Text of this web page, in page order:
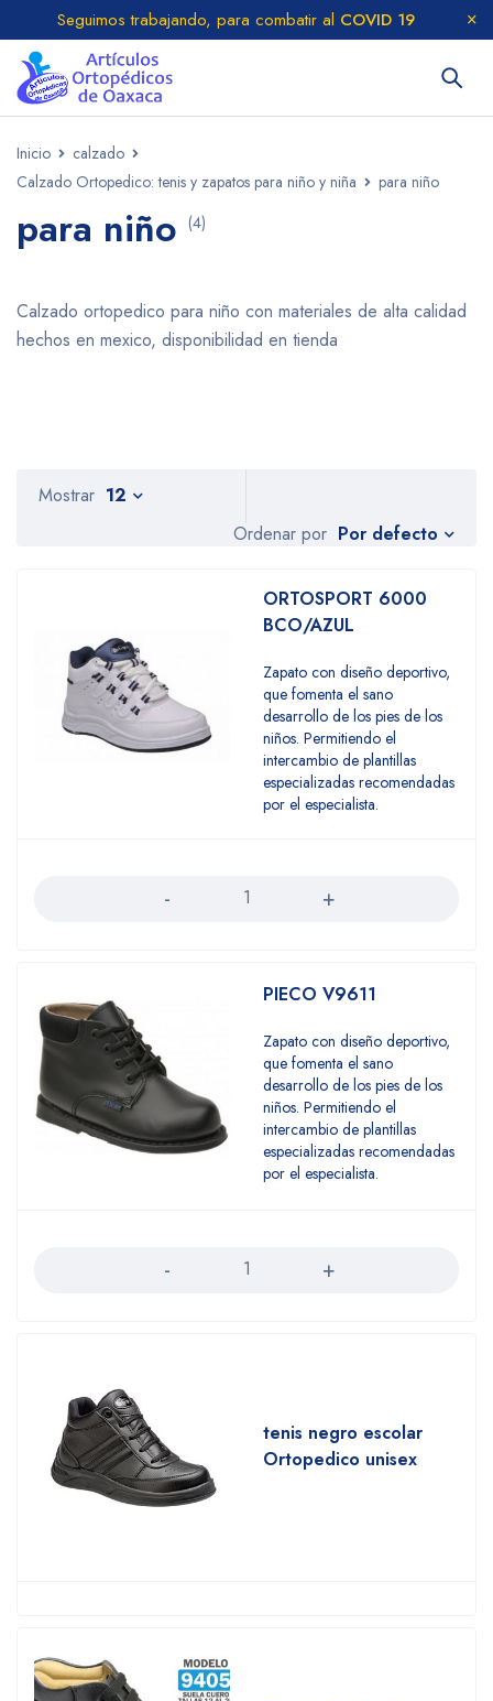
Seguimos trabajando, para combatir al COVID 19
Inicio
calzado
Calzado Ortopedico: tenis y zapatos para niño y niña
para niño
para niño (4)
Calzado ortopedico para niño con materiales de alta calidad
hechos en mexico, disponibilidad en tienda
Ordenar por Por defecto
Mostrar 12
ORTOSPORT 6000
BCO/AZUL
Zapato con diseño deportivo,
que fomenta el sano
desarrollo de los pies de los
niños. Permitiendo el
intercambio de plantillas
especializadas recomendadas
por el especialista.
PIECO V9611
Zapato con diseño deportivo,
que fomenta el sano
desarrollo de los pies de los
niños. Permitiendo el
intercambio de plantillas
especializadas recomendadas
por el especialista.
tenis negro escolar
Ortopedico unisex